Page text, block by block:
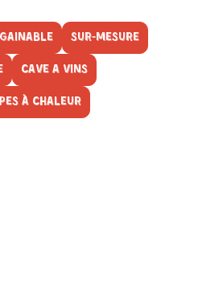
GAINABLE SUR-MESURE
CAVE A VINS
À CHALEUR